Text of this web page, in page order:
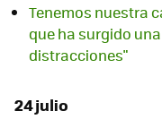
Tenemos nuestra
que ha surgido
distracciones"
24 julio